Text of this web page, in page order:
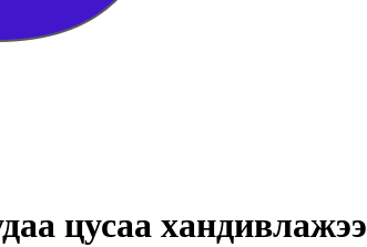
цусаа хандивлажээ